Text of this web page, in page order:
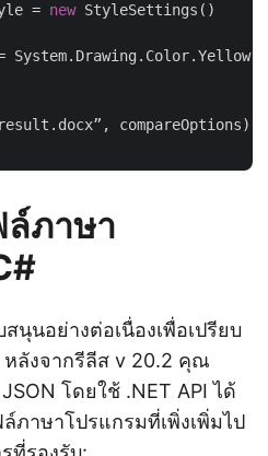
=
new StyleSettings()
System.Drawing.Color.Yellow
compareOptions);
ล์ภาษา
นุนอย่างต่อเนื่องเพื่อเปรียบ
หลังจากรีลีส v 20.2 คุณ
โดยใช้ .NET API ได้
ภาษาโปรแกรมที่เพิ่งเพิ่มไป